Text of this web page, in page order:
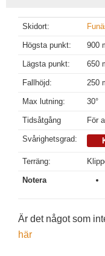
Skidort:
Högsta punkt: 900
Lägsta punkt: 650
Fallhöjd: 250
Max lutning: 30°
Tidsåtgång För
Svårighetsgrad:
Terräng:
Notera
Är det något som
här